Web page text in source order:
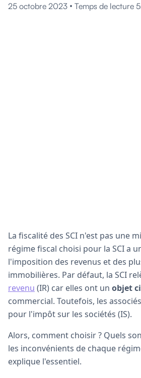
25 octobre 2023 • Temps de lecture
La fiscalité des SCI n'est pas une
régime fiscal choisi pour la SCI a
l'imposition des revenus et des
immobilières. Par défaut, la SCI
revenu (IR) car elles ont un objet
commercial. Toutefois, les
pour l'impôt sur les sociétés (IS).
Alors, comment choisir ? Quels
les inconvénients de chaque
explique l'essentiel.